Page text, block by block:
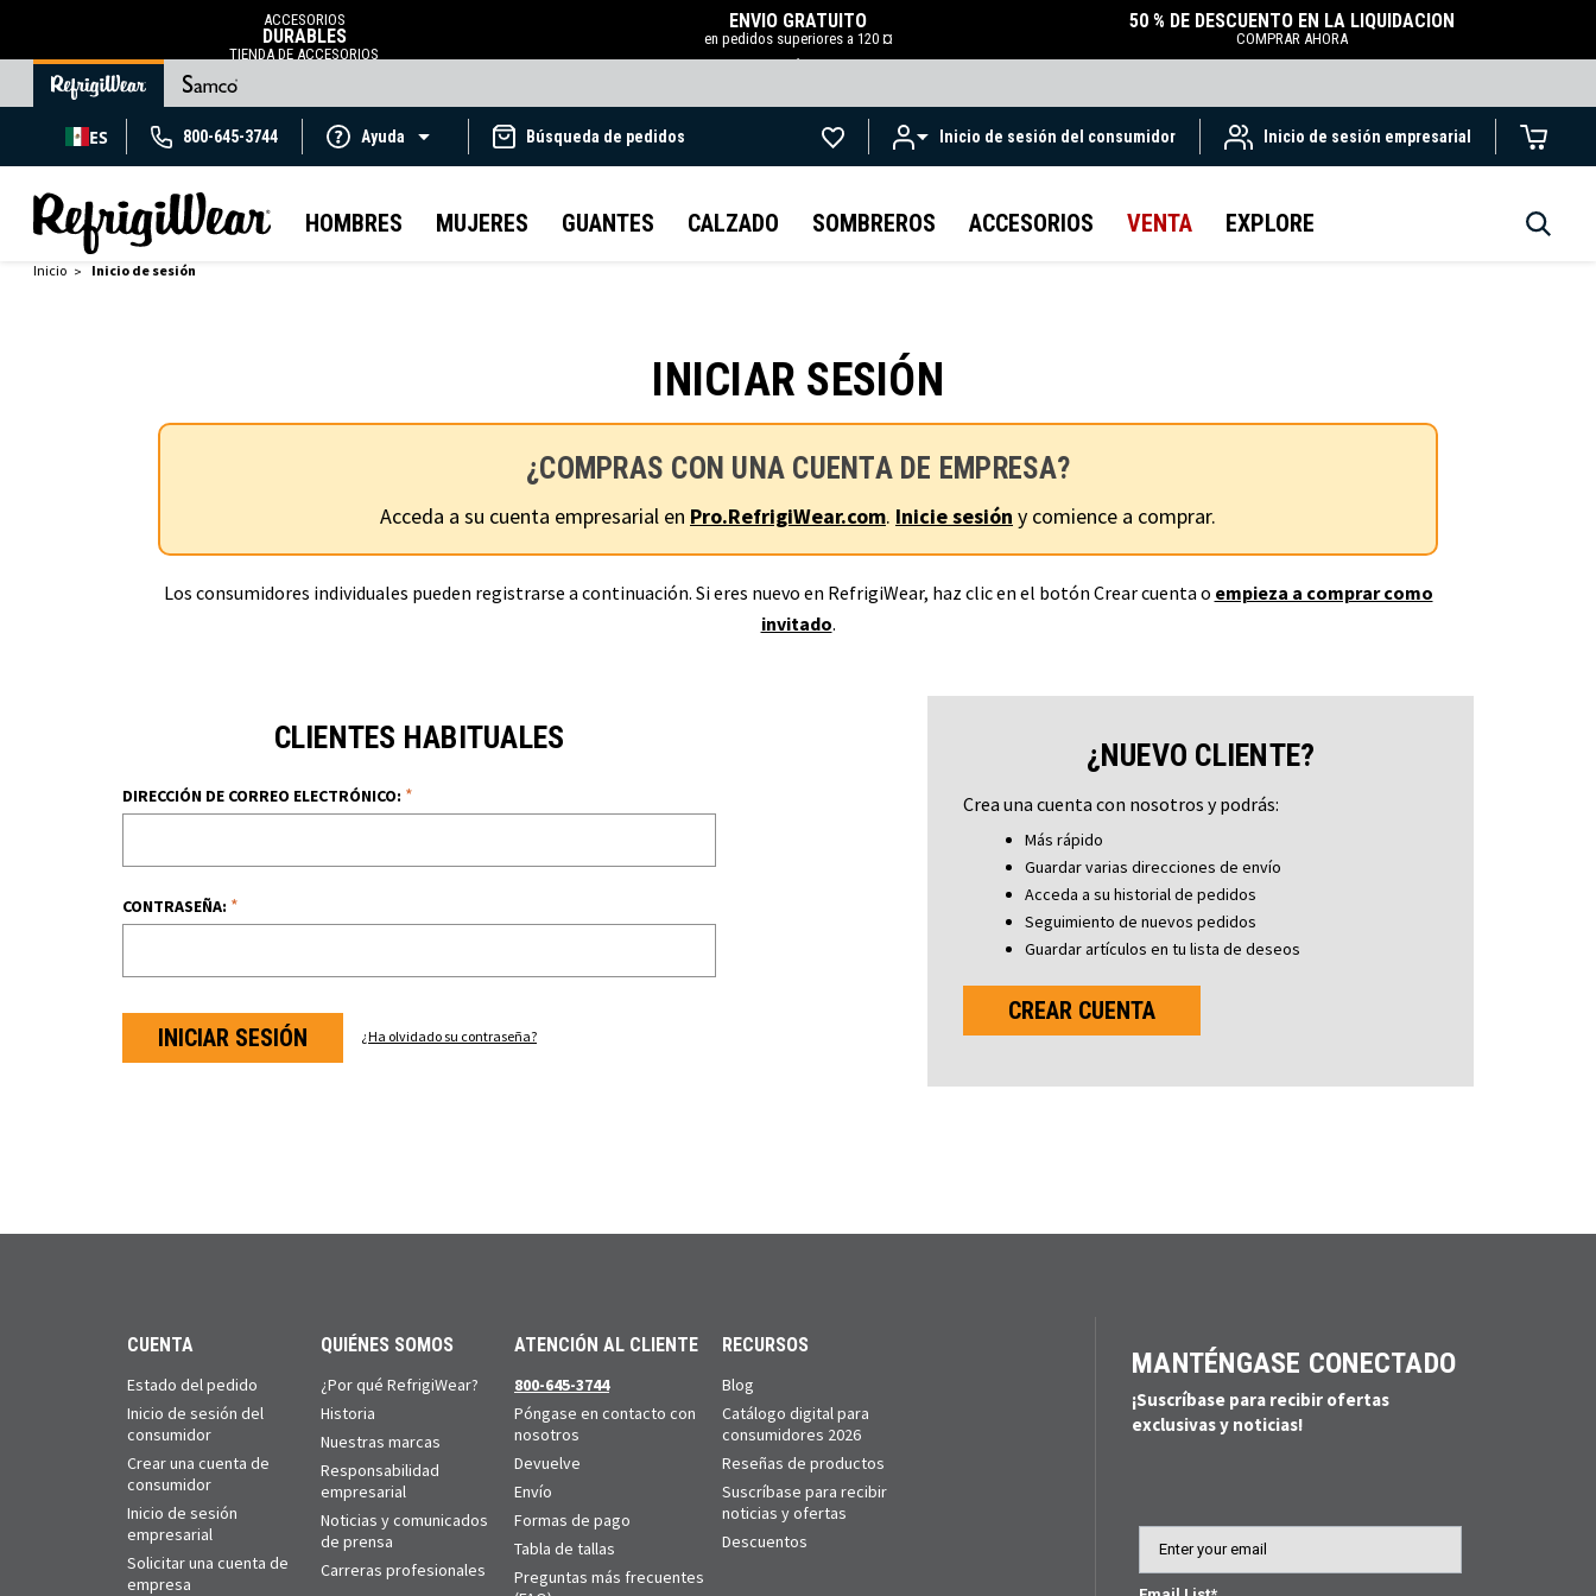
ACCESORIOS
DURABLES
TIENDA DE ACCESORIOS
ENVÍO GRATUITO
en pedidos superiores a 120 ¤
.
50 % DE DESCUENTO EN LA LIQUIDACIÓN
COMPRAR AHORA
ES 800-645-3744 Ayuda Búsqueda de pedidos Inicio de sesión del consumidor Inicio de sesión empresarial
HOMBRES MUJERES GUANTES CALZADO SOMBREROS ACCESORIOS VENTA EXPLORE
Inicio Inicio de sesión
INICIAR SESIÓN
¿COMPRAS CON UNA CUENTA DE EMPRESA?
Acceda a su cuenta empresarial en Pro.RefrigiWear.com. Inicie sesión y comience a comprar.
Los consumidores individuales pueden registrarse a continuación. Si eres nuevo en RefrigiWear, haz clic en el botón Crear cuenta o empieza a comprar como
invitado.
CLIENTES HABITUALES
DIRECCIÓN DE CORREO ELECTRÓNICO: *
CONTRASEÑA: *
¿Ha olvidado su contraseña?
¿NUEVO CLIENTE?
Crea una cuenta con nosotros y podrás:
Más rápido
Guardar varias direcciones de envío
Acceda a su historial de pedidos
Seguimiento de nuevos pedidos
Guardar artículos en tu lista de deseos
CREAR CUENTA
CUENTA
Estado del pedido
Inicio de sesión del
consumidor
Crear una cuenta de
consumidor
Inicio de sesión
empresarial
Solicitar una cuenta de
empresa
QUIÉNES SOMOS
¿Por qué RefrigiWear?
Historia
Nuestras marcas
Responsabilidad
empresarial
Noticias y comunicados
de prensa
Carreras profesionales
ATENCIÓN AL CLIENTE
800-645-3744
Póngase en contacto con
nosotros
Devuelve
Envío
Formas de pago
Tabla de tallas
Preguntas más frecuentes
RECURSOS
Blog
Catálogo digital para
consumidores 2026
Reseñas de productos
Suscríbase para recibir
noticias y ofertas
Descuentos
MANTÉNGASE CONECTADO
¡Suscríbase para recibir ofertas
exclusivas y noticias!